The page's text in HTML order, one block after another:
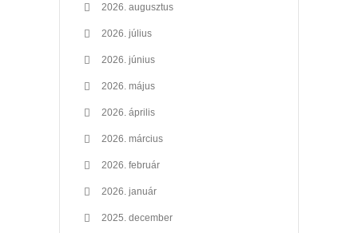
2026. augusztus
2026. július
2026. június
2026. május
2026. április
2026. március
2026. február
2026. január
2025. december